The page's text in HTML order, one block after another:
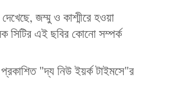
জম্মু ও কাশ্মীরে হওয়া
সিটির এই ছবির কোনো সম্পর্ক
প্রকাশিত "দ্য নিউ ইয়র্ক টাইমসে"র